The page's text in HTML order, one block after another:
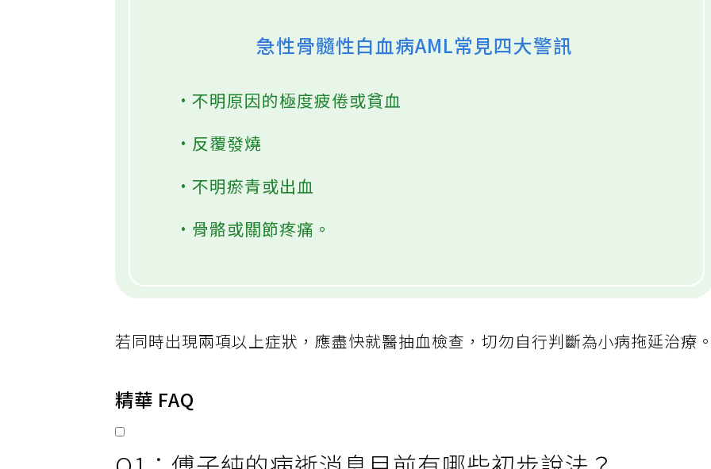
急性骨髓性白血病AML常見四大警訊
•不明原因的極度疲倦或貧血
•反覆發燒
•不明瘀青或出血
•骨骼或關節疼痛。
若同時出現兩項以上症狀，應盡快就醫抽血檢查，切勿自行判斷為小病拖延治療
精華 FAQ